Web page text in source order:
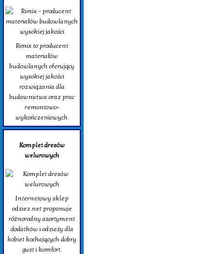
Rimix to producent
materiałów
budowlanych oferujący
wysokiej jakości
rozwiązania dla
budownictwa oraz prac
remontowo-
wykończeniowych.
Komplet dresów
welurowych
Internetowy sklep
odziez.net proponuje
różnorodny asortyment
dodatków i odzieży dla
kobiet kochających dobry
gust i komfort.